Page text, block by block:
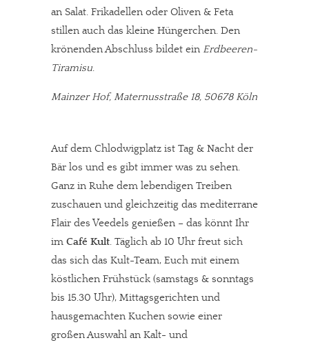
an Salat. Frikadellen oder Oliven & Feta
stillen auch das kleine Hüngerchen. Den
krönenden Abschluss bildet ein Erdbeeren-
Tiramisu.
Mainzer Hof, Maternusstraße 18, 50678 Köln
Auf dem Chlodwigplatz ist Tag & Nacht der
Bär los und es gibt immer was zu sehen.
Ganz in Ruhe dem lebendigen Treiben
zuschauen und gleichzeitig das mediterrane
Flair des Veedels genießen – das könnt Ihr
im Café Kult. Täglich ab 10 Uhr freut sich
das sich das Kult-Team, Euch mit einem
köstlichen Frühstück (samstags & sonntags
bis 15.30 Uhr), Mittagsgerichten und
hausgemachten Kuchen sowie einer
großen Auswahl an Kalt- und